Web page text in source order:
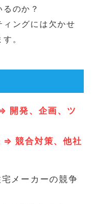
のか？
ングには欠かせ
。
開発、企画、ツ
⇒ 競合対策、他社
メーカーの競争